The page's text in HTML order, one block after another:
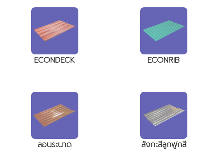
ECONDECK ECONRIB
ลอนระนาด สังกะสีลูกฟูกสี